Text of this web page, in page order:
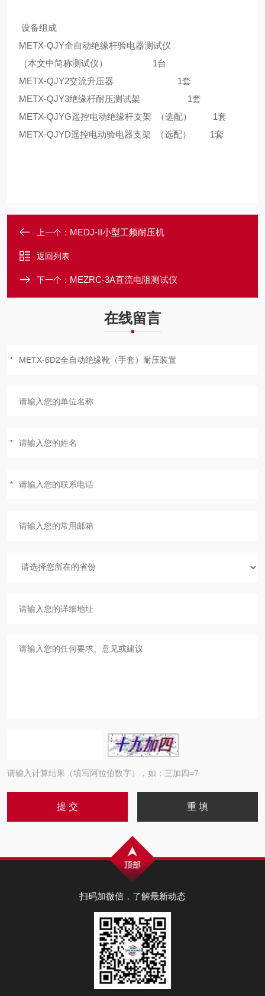
设备组成
METX-QJY全自动绝缘杆验电器测试仪
（本文中简称测试仪） 1台
METX-QJY2交流升压器 1套
METX-QJY3绝缘杆耐压测试架 1套
METX-QJYG遥控电动绝缘杆支架 （选配） 1套
METX-QJYD遥控电动验电器支架 （选配） 1套
上一个： MEDJ-II小型工频耐压机
返回列表
下一个： MEZRC-3A直流电阻测试仪
在线留言
请输入计算结果（填写阿拉伯数字），如：三加四=7
扫码加微信，了解最新动态